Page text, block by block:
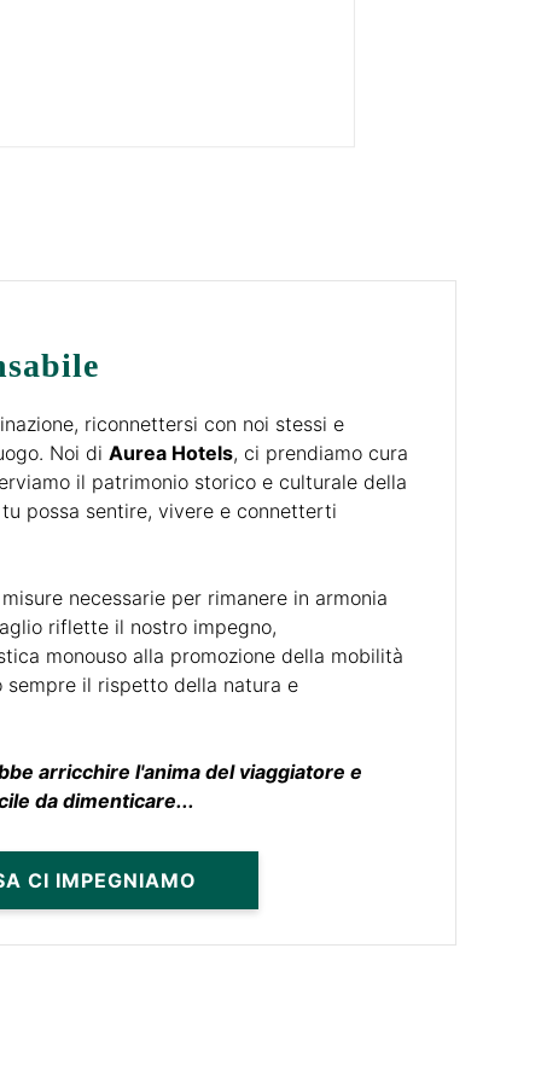
riconnettersi con noi stessi e
Noi di Aurea Hotels, ci prendiamo cura
il patrimonio storico e culturale della
possa sentire, vivere e connetterti
necessarie per rimanere in armonia
riflette il nostro impegno,
monouso alla promozione della mobilità
sempre il rispetto della natura e
arricchire l'anima del viaggiatore e
da dimenticare...